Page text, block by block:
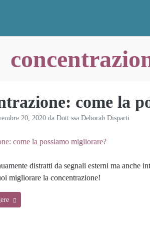
come la
20, 2020 da Dott.ssa Deborah Disparti
distratti da segnali esterni ma anche
migliorare la concentrazione!